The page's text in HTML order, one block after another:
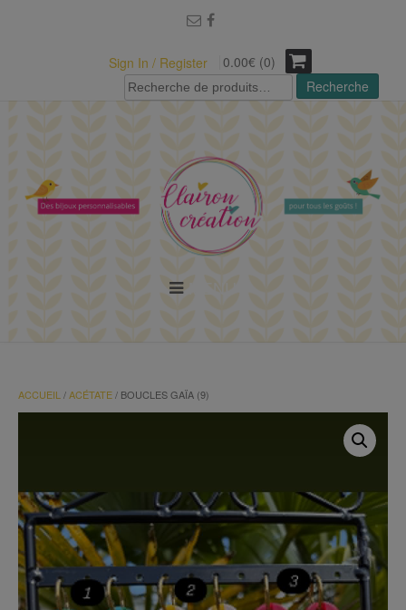
Sign In / Register
0.00€ (0)
Recherche
pour :
Recherche
ACCUEIL /ACÉTATE/ BOUCLES GAÏA (9)